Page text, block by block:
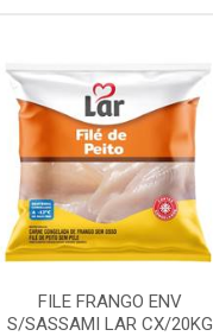
FILE FRANGO ENV
S/SASSAMI LAR CX/20KG